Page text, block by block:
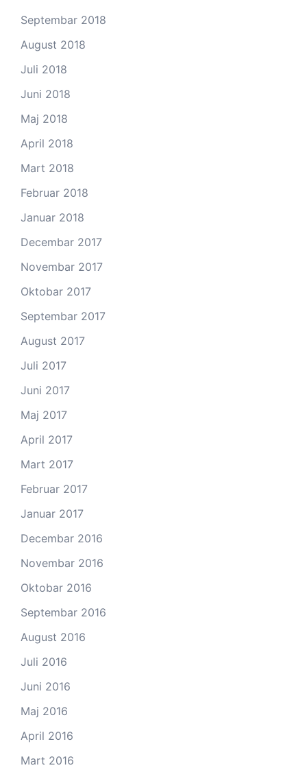
Septembar 2018
August 2018
Juli 2018
Juni 2018
Maj 2018
April 2018
Mart 2018
Februar 2018
Januar 2018
Decembar 2017
Novembar 2017
Oktobar 2017
Septembar 2017
August 2017
Juli 2017
Juni 2017
Maj 2017
April 2017
Mart 2017
Februar 2017
Januar 2017
Decembar 2016
Novembar 2016
Oktobar 2016
Septembar 2016
August 2016
Juli 2016
Juni 2016
Maj 2016
April 2016
Mart 2016